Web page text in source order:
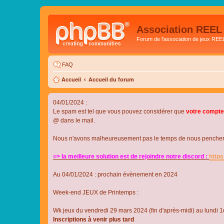
Association REEL
Forum de l'association de jeux REEL
FAQ
Accueil Accueil du forum
04/01/2024 :
Le spam est tel que vous pouvez considérer que votre
@ dans le mail.
Nous n'avons malheureusement pas le temps de nous
=> la meilleure solution est de rejoindre notre discord :
Au 04/01/2024 : prochain évènement en 2024
Week-end JEUX de Printemps :
Wk jeux du vendredi 29 mars 2024 (fin d'après-midi) au lundi
Inscriptions à venir plus tard